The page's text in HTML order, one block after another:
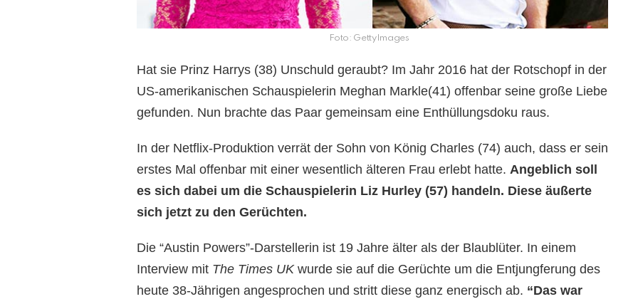
Foto: GettyImages
Hat sie Prinz Harrys (38) Unschuld geraubt? Im Jahr 2016 hat der Rotschopf in der
US-amerikanischen Schauspielerin Meghan Markle(41) offenbar seine große Liebe
gefunden. Nun brachte das Paar gemeinsam eine Enthüllungsdoku raus.
In der Netflix-Produktion verrät der Sohn von König Charles (74) auch, dass er sein
erstes Mal offenbar mit einer wesentlich älteren Frau erlebt hatte. Angeblich soll
es sich dabei um die Schauspielerin Liz Hurley (57) handeln. Diese äußerte
sich jetzt zu den Gerüchten.
Die “Austin Powers”-Darstellerin ist 19 Jahre älter als der Blaublüter. In einem
Interview mit The Times UKwurde sie auf die Gerüchte um die Entjungferung des
heute 38-Jährigen angesprochen und stritt diese ganz energisch ab. “Das war